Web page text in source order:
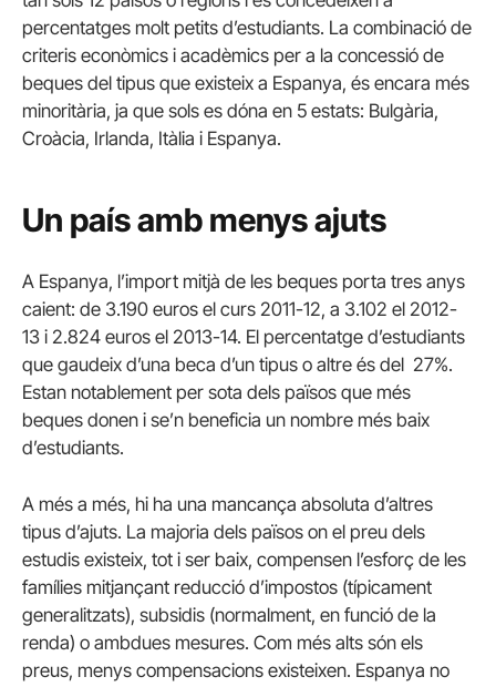
percentatges molt petits d’estudiants. La combinació de
criteris econòmics i acadèmics per a la concessió de
beques del tipus que existeix a Espanya, és encara més
minoritària, ja que sols es dóna en 5 estats: Bulgària,
Croàcia, Irlanda, Itàlia i Espanya.
Un país amb menys ajuts
A Espanya, l’import mitjà de les beques porta tres anys
caient: de 3.190 euros el curs 2011-12, a 3.102 el 2012-
13 i 2.824 euros el 2013-14. El percentatge d’estudiants
que gaudeix d’una beca d’un tipus o altre és del 27%.
Estan notablement per sota dels països que més
beques donen i se’n beneficia un nombre més baix
d’estudiants.
A més a més, hi ha una mancança absoluta d’altres
tipus d’ajuts. La majoria dels països on el preu dels
estudis existeix, tot i ser baix, compensen l’esforç de les
famílies mitjançant reducció d’impostos (típicament
generalitzats), subsidis (normalment, en funció de la
renda) o ambdues mesures. Com més alts són els
preus, menys compensacions existeixen. Espanya no